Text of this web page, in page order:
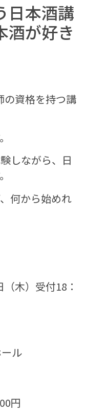
日本酒講
酒が好き
の資格を持つ講
しながら、日
何から始めれ
木）受付18：
ル
円